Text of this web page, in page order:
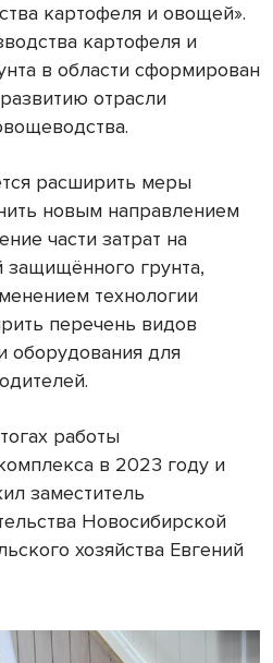
картофеля и овощей».
картофеля и
в области сформирован
отрасли
расширить меры
новым направлением
части затрат на
грунта,
технологии
перечень видов
оборудования для
работы
в 2023 году и
заместитель
Новосибирской
хозяйства Евгений